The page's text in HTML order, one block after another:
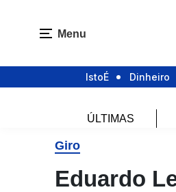
Menu
IstoÉ Dinheiro
ÚLTIMAS
Giro
Eduardo